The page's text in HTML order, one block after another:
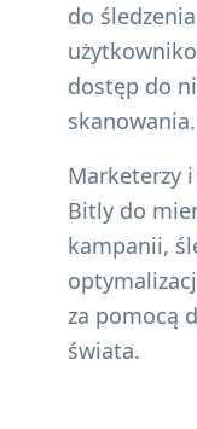
do
dostęp do
skanowania.
Marketerzy
Bitly do
kampanii,
za pomocą
świata.